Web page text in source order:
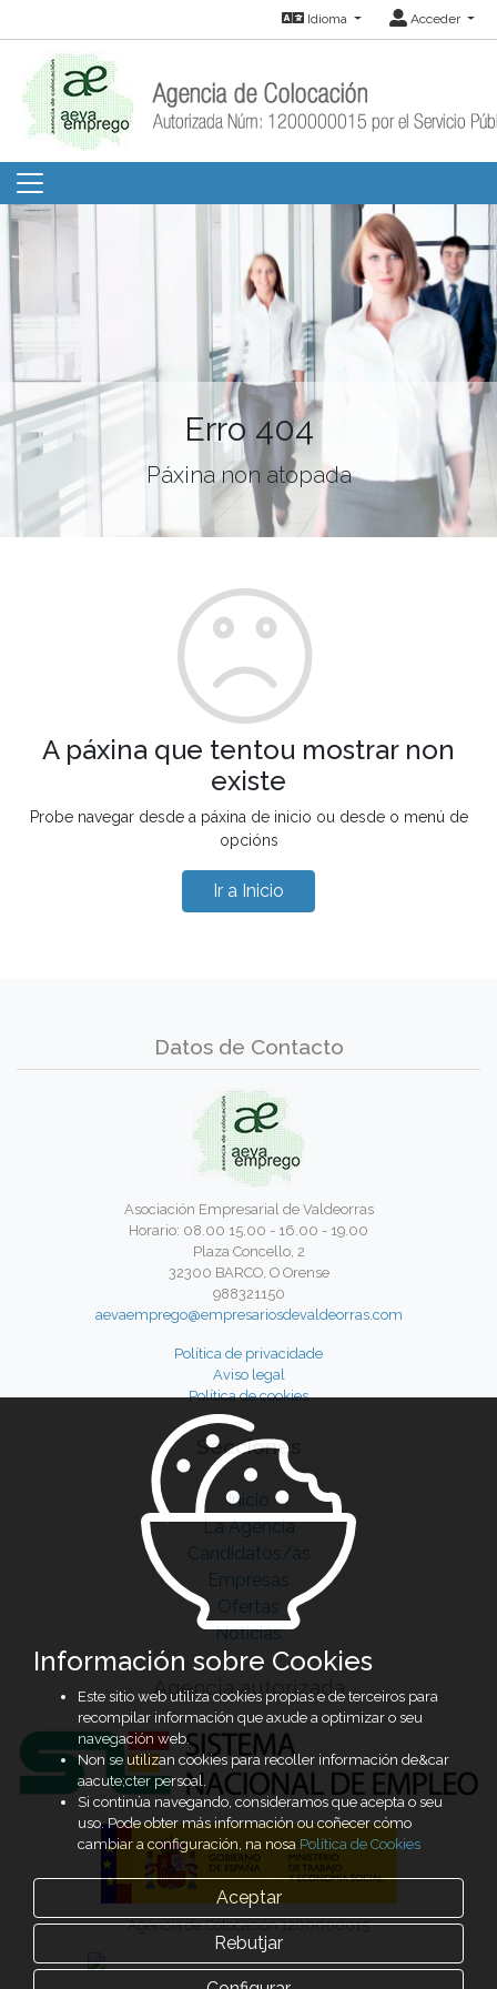
Idioma Acceder
Erro 404
Páxina non atopada
A páxina que tentou mostrar non
existe
Probe navegar desde a páxina de inicio ou desde o menú de
opcións
Ir a Inicio
Datos de Contacto
Asociación Empresarial de Valdeorras
Horario: 08.00 15.00 - 16.00 - 19.00
Plaza Concello, 2
32300 BARCO, O Orense
988321150
aevaemprego@empresariosdevaldeorras.com
Política de privacidade
Aviso legal
Política de cookies
Secciones
Inicio
La Agencia
Candidatos/as
Empresas
Ofertas
Noticias
Agencia autorizada
Agencia de Colocación 1200000015
Información sobre Cookies
Este sitio web utiliza cookies propias e de terceiros para
recompilar información que axude a optimizar o seu
navegación web.
Non se utilizan cookies para recoller información de&car
aacute;cter persoal.
Si continúa navegando, consideramos que acepta o seu
uso. Pode obter más información ou coñecer cómo
cambiar a configuración, na nosa Política de Cookies
Aceptar
Rebutjar